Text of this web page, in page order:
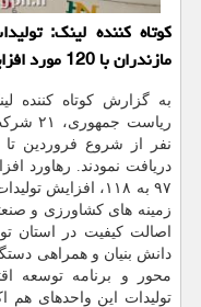
کوتاه کننده لینک:
مازندران با 120 مورد افزایش به 710 نوع کالا افزایش پیدا کرد.
به گزارش کوتاه کننده
نفر از شروع فروردین تا
دریافت نمودند. رهاورد
زمینه های کشاورزی و
اصالت کیفیت در استان
دانش بنیان و همراهی
محور و برنامه توسعه
تولیدات این واحدهای هم